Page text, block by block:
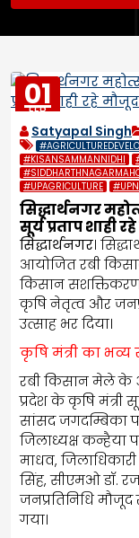
01
FEB
2026
Satyapal Singh
#KISANSAMMANNIDHI
#UPAGRICULTURE
सिद्धार्थनगर
सूर्य प्रताप शाही
सिद्धार्थनगर।
आयोजित रबी
किसान सशक्तिकरण
कृषि नेतृत्व और
उत्साह भर दिया।
कृषि मंत्री का भव्य
रबी किसान मेले के
प्रदेश के कृषि मंत्री
सांसद जगदम्बिका
जिलाध्यक्ष कन्हैया
माधव,
सिंह, सीएमओ डॉ.
जनप्रतिनिधि
गया।